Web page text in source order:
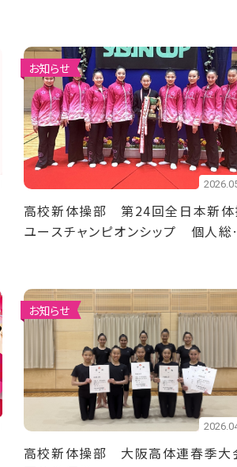
お知らせ
高校新体操部 第24回全日本新体
ユースチャンピオンシップ 個人総
お知らせ
高校新体操部 大阪高体連春季大